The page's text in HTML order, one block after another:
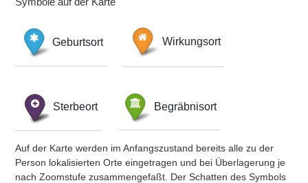
Geburtsort Wirkungsort
Sterbeort Begräbnisort
Auf der Karte werden im Anfangszustand bereits alle zu der
Person lokalisierten Orte eingetragen und bei Überlagerung je
nach Zoomstufe zusammengefaßt. Der Schatten des Symbols